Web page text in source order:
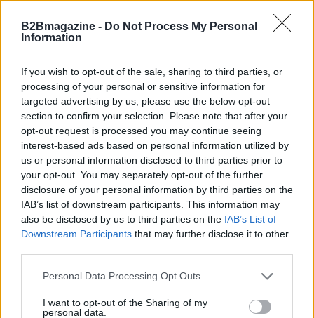
B2Bmagazine - Do Not Process My Personal
Information
If you wish to opt-out of the sale, sharing to third parties, or
processing of your personal or sensitive information for
targeted advertising by us, please use the below opt-out
section to confirm your selection. Please note that after your
opt-out request is processed you may continue seeing
interest-based ads based on personal information utilized by
us or personal information disclosed to third parties prior to
your opt-out. You may separately opt-out of the further
disclosure of your personal information by third parties on the
IAB’s list of downstream participants. This information may
also be disclosed by us to third parties on the IAB’s List of
Downstream Participants that may further disclose it to other
Please note that this website/app uses one or more Google
not limited to your visit or usage behaviour. You may click to
Personal Data Processing Opt Outs
I want to opt-out of the Sharing of my
personal data.
Continua a leggere
FIERE E EVENTI